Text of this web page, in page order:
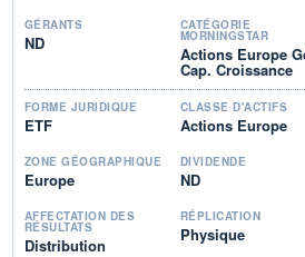
GÉRANTS
ND
CATÉGORIE
MORNINGSTAR
Actions Europe
Cap. Croissance
FORME JURIDIQUE
ETF
CLASSE D'ACTIFS
Actions Europe
ZONE GÉOGRAPHIQUE
Europe
DIVIDENDE
ND
AFFECTATION DES
RÉSULTATS
Distribution
RÉPLICATION
Physique